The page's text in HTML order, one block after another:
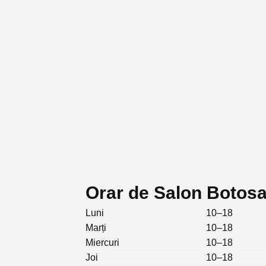
Orar de Salon
Luni
10–18
Marți
10–18
Miercuri
10–18
Joi
10–18